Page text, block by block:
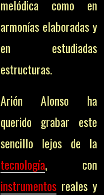
melódica como en
armonías elaboradas y
en estudiadas
estructuras.
Arión Alonso ha
querido grabar este
sencillo lejos de la
tecnología, con
instrumentosreales y